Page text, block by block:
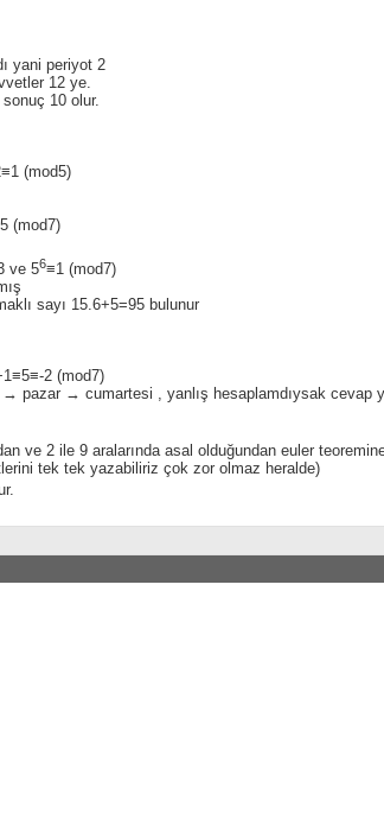
yani periyot 2
12 ye.
10 olur.
(mod5)
(mod7)
ve 56≡1 (mod7)
sayı 15.6+5=95 bulunur
2 (mod7)
pazar → cumartesi , yanlış hesaplamdıysak cevap
ve 2 ile 9 aralarında asal olduğundan euler
tek tek yazabiliriz çok zor olmaz heralde)